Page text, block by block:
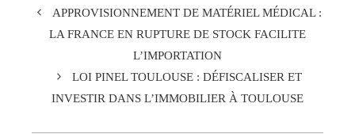
APPROVISIONNEMENT DE MATÉRIEL MÉDICAL :
LA FRANCE EN RUPTURE DE STOCK FACILITE
L’IMPORTATION
LOI PINEL TOULOUSE : DÉFISCALISER ET
INVESTIR DANS L’IMMOBILIER À TOULOUSE